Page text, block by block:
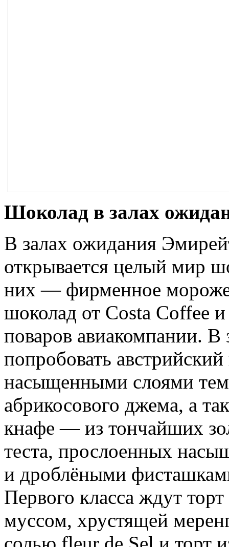
Шоколад в залах
В залах ожидания
открывается целый мир
них — фирменное
шоколад от Costa Coffee
поваров авиакомпании. В
попробовать
насыщенными слоями
абрикосового джема, а
кнафе — из тончайших
теста, прослоенных
и дроблёными
Первого класса ждут
муссом, хрустящей